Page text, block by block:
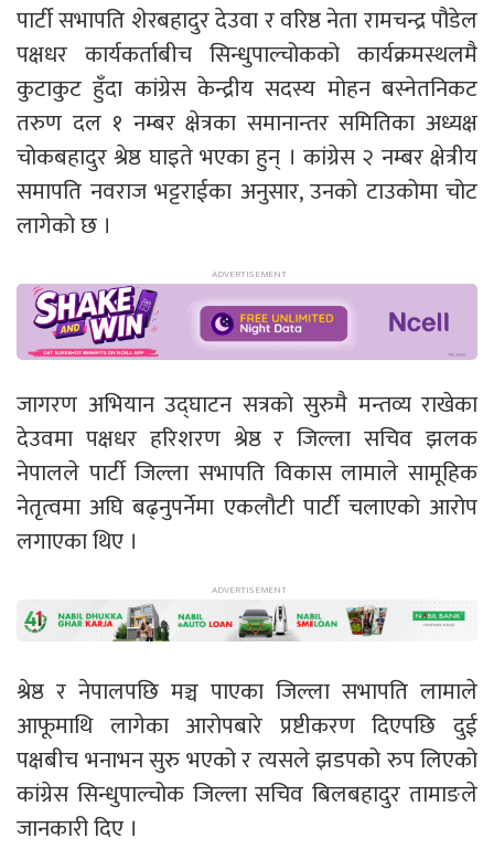
पार्टी सभापति शेरबहादुर देउवा र वरिष्ठ नेता रामचन्द्र पौडेल
पक्षधर कार्यकर्ताबीच सिन्धुपाल्चोकको कार्यक्रमस्थलमै
कुटाकुट हुँदा कांग्रेस केन्द्रीय सदस्य मोहन बस्नेतनिकट
तरुण दल १ नम्बर क्षेत्रका समानान्तर समितिका अध्यक्ष
चोकबहादुर श्रेष्ठ घाइते भएका हुन् । कांग्रेस २ नम्बर क्षेत्रीय
समापति नवराज भट्टराईका अनुसार, उनको टाउकोमा चोट
लागेको छ ।
जागरण अभियान उद्घाटन सत्रको सुरुमै मन्तव्य राखेका
देउवमा पक्षधर हरिशरण श्रेष्ठ र जिल्ला सचिव झलक
नेपालले पार्टी जिल्ला सभापति विकास लामाले सामूहिक
नेतृत्वमा अघि बढ्नुपर्नेमा एकलौटी पार्टी चलाएको आरोप
लगाएका थिए ।
श्रेष्ठ र नेपालपछि मञ्च पाएका जिल्ला सभापति लामाले
आफूमाथि लागेका आरोपबारे प्रष्टीकरण दिएपछि दुई
पक्षबीच भनाभन सुरु भएको र त्यसले झडपको रुप लिएको
कांग्रेस सिन्धुपाल्चोक जिल्ला सचिव बिलबहादुर तामाङले
जानकारी दिए ।